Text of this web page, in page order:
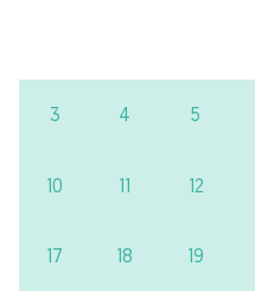
3 4 5
10 11 12
17 18 19